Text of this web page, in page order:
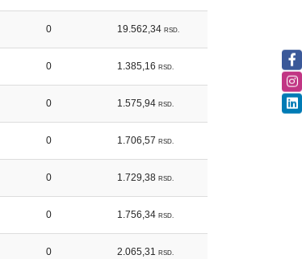
0 19.562,34 RSD.
0 1.385,16 RSD.
0 1.575,94 RSD.
0 1.706,57 RSD.
0 1.729,38 RSD.
0 1.756,34 RSD.
0 2.065,31 RSD.